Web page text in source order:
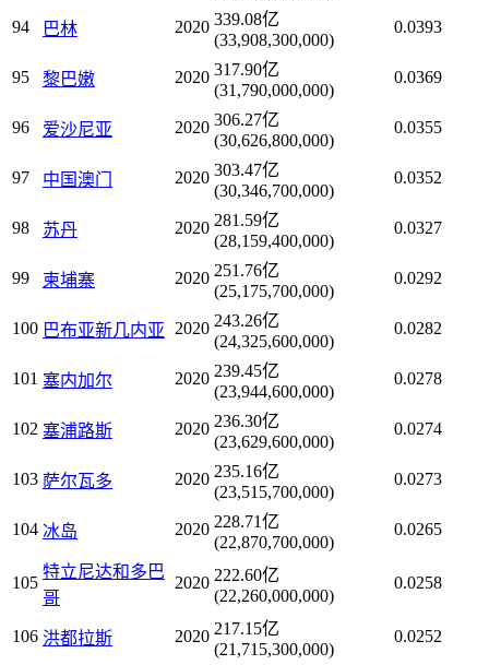
94 巴林 2020 339.08亿
(33,908,300,000)
0.0393
95 黎巴嫩 2020 317.90亿
(31,790,000,000)
0.0369
96 爱沙尼亚 2020 306.27亿
(30,626,800,000)
0.0355
97 中国澳门 2020 303.47亿
(30,346,700,000)
0.0352
98 苏丹 2020 281.59亿
(28,159,400,000)
0.0327
99 柬埔寨 2020 251.76亿
(25,175,700,000)
0.0292
100 巴布亚新几内亚 2020 243.26亿
(24,325,600,000)
0.0282
101 塞内加尔 2020 239.45亿
(23,944,600,000)
0.0278
102 塞浦路斯 2020 236.30亿
(23,629,600,000)
0.0274
103 萨尔瓦多 2020 235.16亿
(23,515,700,000)
0.0273
104 冰岛 2020 228.71亿
(22,870,700,000)
0.0265
105
特立尼达和多巴
哥
2020 222.60亿
(22,260,000,000)
0.0258
106 洪都拉斯 2020 217.15亿
(21,715,300,000)
0.0252